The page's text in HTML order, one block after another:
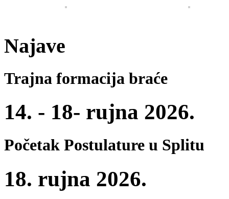
Najave
Trajna formacija braće
14. - 18- rujna 2026.
Početak Postulature u Splitu
18. rujna 2026.